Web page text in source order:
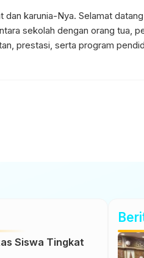
dan karunia-Nya. Selamat
sekolah dengan orang tua,
prestasi, serta program
Siswa Tingkat